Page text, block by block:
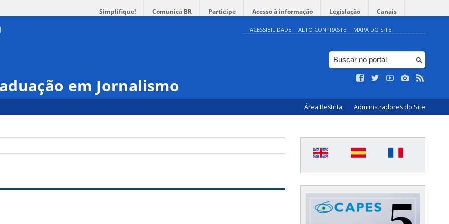
Simplifique! Comunica BR Participe Acesso à informação Legislação Canais
ACESSIBILIDADE ALTO CONTRASTE MAPA DO SITE
em Jornalismo
Área Restrita Administradores do Site